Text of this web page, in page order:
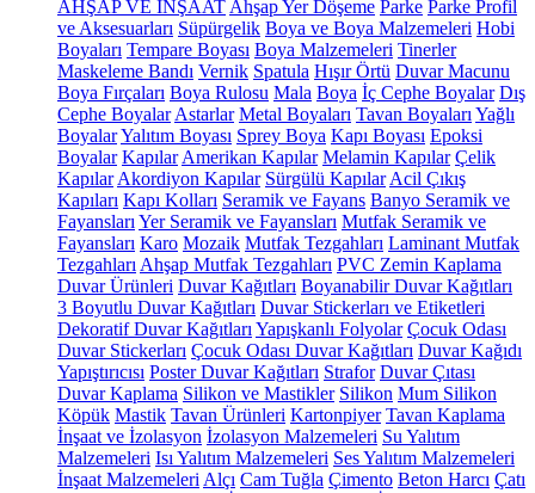
AHŞAP VE İNŞAAT Ahşap Yer Döşeme Parke Parke Profil
ve Aksesuarları Süpürgelik Boya ve Boya Malzemeleri Hobi
Boyaları Tempare Boyası Boya Malzemeleri Tinerler
Maskeleme Bandı Vernik Spatula Hışır Örtü Duvar Macunu
Boya Fırçaları Boya Rulosu Mala Boya İç Cephe Boyalar Dış
Cephe Boyalar Astarlar Metal Boyaları Tavan Boyaları Yağlı
BoyalarYalıtım Boyası Sprey Boya Kapı Boyası Epoksi
Boyalar Kapılar Amerikan Kapılar Melamin Kapılar Çelik
Kapılar Akordiyon Kapılar Sürgülü Kapılar Acil Çıkış
Kapıları Kapı Kolları Seramik ve Fayans Banyo Seramik ve
Fayansları Yer Seramik ve Fayansları Mutfak Seramik ve
Fayansları Karo Mozaik Mutfak Tezgahları Laminant Mutfak
Tezgahları Ahşap Mutfak Tezgahları PVC Zemin Kaplama
Duvar Ürünleri Duvar Kağıtları Boyanabilir Duvar Kağıtları
3 Boyutlu Duvar Kağıtları Duvar Stickerları ve Etiketleri
Dekoratif Duvar Kağıtları Yapışkanlı Folyolar Çocuk Odası
Duvar Stickerları Çocuk Odası Duvar Kağıtları Duvar Kağıdı
Yapıştırıcısı Poster Duvar Kağıtları Strafor Duvar Çıtası
Duvar Kaplama Silikon ve Mastikler Silikon Mum Silikon
Köpük Mastik Tavan Ürünleri Kartonpiyer Tavan Kaplama
İnşaat ve İzolasyon İzolasyon Malzemeleri Su Yalıtım
Malzemeleri Isı Yalıtım Malzemeleri Ses Yalıtım Malzemeleri
İnşaat Malzemeleri Alçı Cam Tuğla Çimento Beton Harcı Çatı